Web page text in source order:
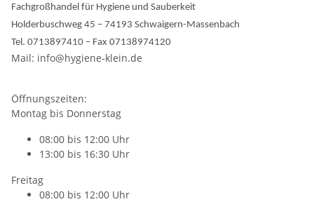
Fachgroßhandel für Hygiene und Sauberkeit
Holderbuschweg 45 – 74193 Schwaigern-Massenbach
Tel. 0713897410 – Fax 07138974120
Mail: info@hygiene-klein.de
Öffnungszeiten:
Montag bis Donnerstag
08:00 bis 12:00 Uhr
13:00 bis 16:30 Uhr
Freitag
08:00 bis 12:00 Uhr